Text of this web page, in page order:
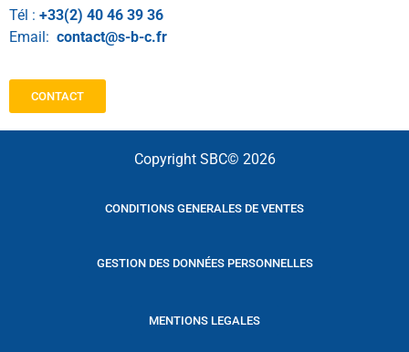
Tél : +33(2) 40 46 39 36
Email: contact@s-b-c.fr
CONTACT
Copyright SBC© 2026
CONDITIONS GENERALES DE VENTES
GESTION DES DONNÉES PERSONNELLES
MENTIONS LEGALES